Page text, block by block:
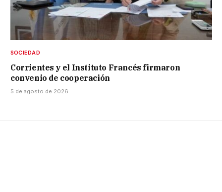
SOCIEDAD
Corrientes y el Instituto Francés firmaron
convenio de cooperación
5 de agosto de 2026